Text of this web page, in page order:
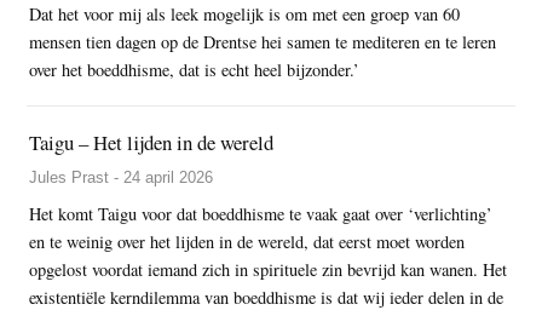
Dat het voor mij als leek mogelijk is om met een groep van 60
mensen tien dagen op de Drentse hei samen te mediteren en te leren
over het boeddhisme, dat is echt heel bijzonder.’
Taigu – Het lijden in de wereld
Jules Prast - 24 april 2026
Het komt Taigu voor dat boeddhisme te vaak gaat over ‘verlichting’
en te weinig over het lijden in de wereld, dat eerst moet worden
opgelost voordat iemand zich in spirituele zin bevrijd kan wanen. Het
existentiële kerndilemma van boeddhisme is dat wij ieder delen in de